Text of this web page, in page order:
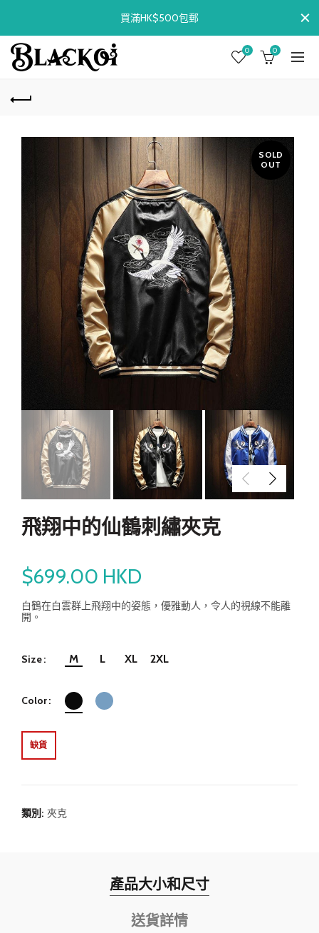
0 0
SOLD
OUT
飛翔中的仙鶴刺繡夾克
$699.00 HKD
白鶴在白雲群上飛翔中的姿態，優雅動人，令人的視線不能離
開。
Size M L XL 2XL
Color
缺貨
類別: 夾克
產品大小和尺寸
送貨詳情
買滿HK$500包郵